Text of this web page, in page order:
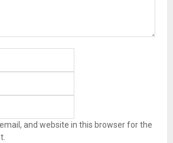
and website in this browser for the